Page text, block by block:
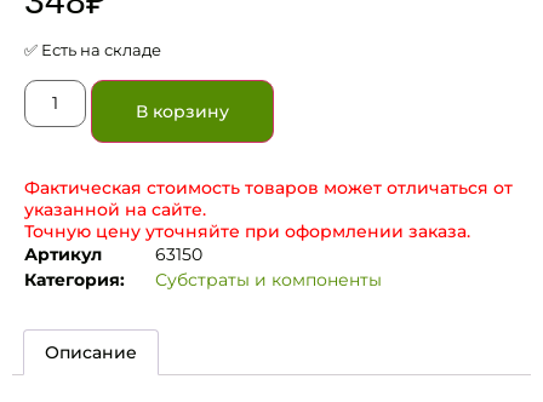
✅ Есть на складе
В корзину
Фактическая стоимость товаров может отличаться от
указанной на сайте.
Точную цену уточняйте при оформлении заказа.
Артикул
63150
Категория:
Субстраты и компоненты
Описание